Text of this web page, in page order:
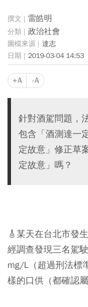
雷皓明
政治社會
達志
2019-03-04 14:53
+A -A
針對酒駕問題，
包含「酒測達一
定故意」修正草
定故意」嗎？
🎸某天在台北市發
經調查發現三名駕
mg/L（超過刑法標
樣的口供（都確認